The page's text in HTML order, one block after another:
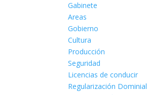
Gabinete
Areas
Gobierno
Cultura
Producción
Seguridad
Licencias de conducir
Regularización Dominial